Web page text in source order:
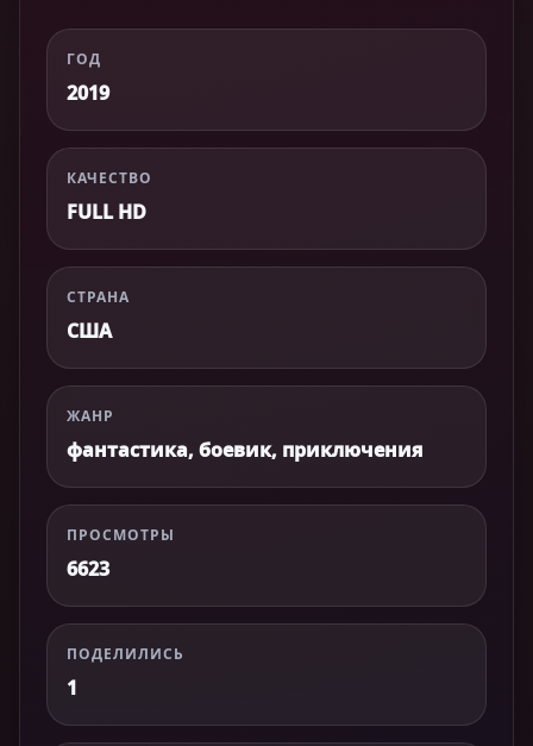
ГОД
2019
КАЧЕСТВО
FULL HD
СТРАНА
США
ЖАНР
фантастика, боевик, приключения
ПРОСМОТРЫ
6623
ПОДЕЛИЛИСЬ
1